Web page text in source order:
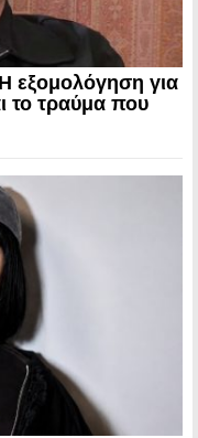
εξομολόγηση για
το τραύμα που